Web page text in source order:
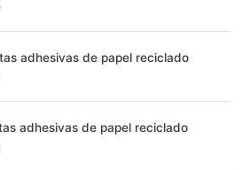
adhesivas de papel reciclado
adhesivas de papel reciclado